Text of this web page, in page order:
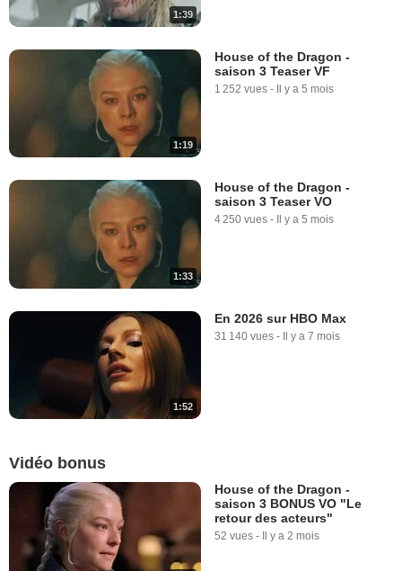
1:39
1:19
House of the Dragon -
saison 3 Teaser VF
1 252 vues - Il y a 5 mois
1:33
House of the Dragon -
saison 3 Teaser VO
4 250 vues - Il y a 5 mois
1:52
En 2026 sur HBO Max
31 140 vues - Il y a 7 mois
Vidéo bonus
House of the Dragon -
saison 3 BONUS VO "Le
retour des acteurs"
52 vues - Il y a 2 mois